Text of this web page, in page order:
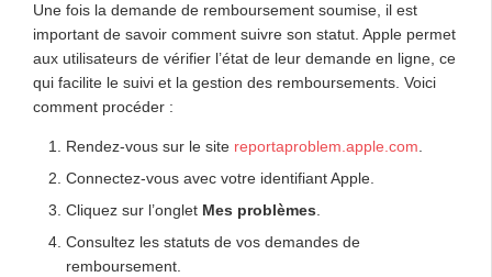
Une fois la demande de remboursement soumise, il est
important de savoir comment suivre son statut. Apple permet
aux utilisateurs de vérifier l’état de leur demande en ligne, ce
qui facilite le suivi et la gestion des remboursements. Voici
comment procéder :
Rendez-vous sur le site reportaproblem.apple.com
Connectez-vous avec votre identifiant Apple.
Cliquez sur l’onglet Mes problèmes
Consultez les statuts de vos demandes de
remboursement.